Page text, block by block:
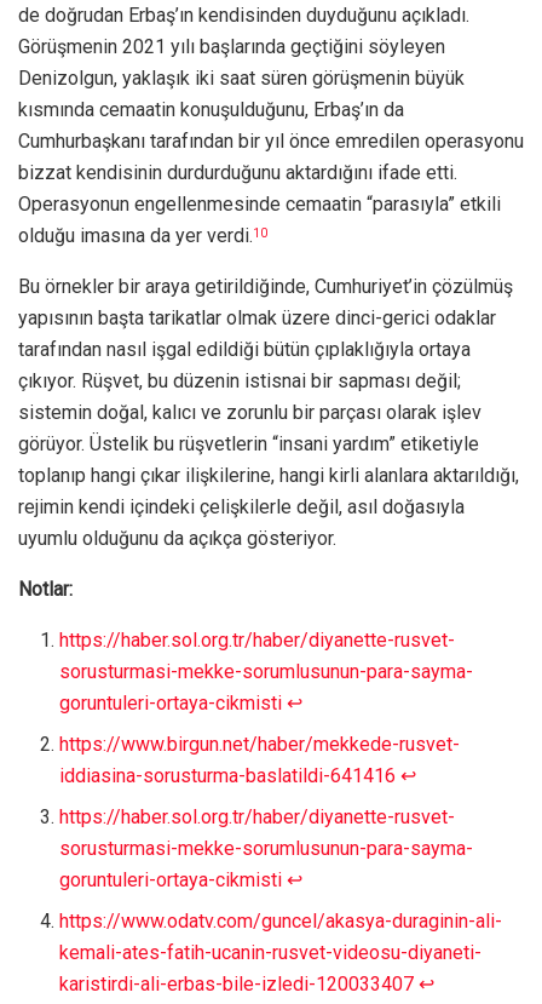
de doğrudan Erbaş’ın kendisinden duyduğunu açıkladı.
Görüşmenin 2021 yılı başlarında geçtiğini söyleyen
Denizolgun, yaklaşık iki saat süren görüşmenin büyük
kısmında cemaatin konuşulduğunu, Erbaş’ın da
Cumhurbaşkanı tarafından bir yıl önce emredilen operasyonu
bizzat kendisinin durdurduğunu aktardığını ifade etti.
Operasyonun engellenmesinde cemaatin “parasıyla” etkili
olduğu imasına da yer verdi.10
Bu örnekler bir araya getirildiğinde, Cumhuriyet’in çözülmüş
yapısının başta tarikatlar olmak üzere dinci-gerici odaklar
tarafından nasıl işgal edildiği bütün çıplaklığıyla ortaya
çıkıyor. Rüşvet, bu düzenin istisnai bir sapması değil;
sistemin doğal, kalıcı ve zorunlu bir parçası olarak işlev
görüyor. Üstelik bu rüşvetlerin “insani yardım” etiketiyle
toplanıp hangi çıkar ilişkilerine, hangi kirli alanlara aktarıldığı,
rejimin kendi içindeki çelişkilerle değil, asıl doğasıyla
uyumlu olduğunu da açıkça gösteriyor.
Notlar:
https://haber.sol.org.tr/haber/diyanette-rusvet-
sorusturmasi-mekke-sorumlusunun-para-sayma-
goruntuleri-ortaya-cikmisti ↩︎
https://www.birgun.net/haber/mekkede-rusvet-
iddiasina-sorusturma-baslatildi-641416 ↩︎
https://haber.sol.org.tr/haber/diyanette-rusvet-
sorusturmasi-mekke-sorumlusunun-para-sayma-
goruntuleri-ortaya-cikmisti ↩︎
https://www.odatv.com/guncel/akasya-duraginin-ali-
kemali-ates-fatih-ucanin-rusvet-videosu-diyaneti-
karistirdi-ali-erbas-bile-izledi-120033407 ↩︎